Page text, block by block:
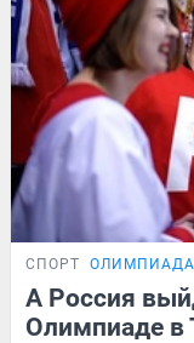
СПОРТ
А Россия
Олимпиаде в